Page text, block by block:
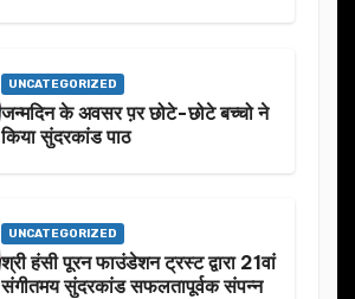
UNCATEGORIZED
जन्मदिन के अवसर प़र छोटे-छोटे बच्चो ने
किया सुंदरकांड पाठ
UNCATEGORIZED
श्री हंसी पूरन फाउंडेशन ट्रस्ट द्वारा 21वां
संगीतमय सुंदरकांड सफलतापूर्वक संपन्न